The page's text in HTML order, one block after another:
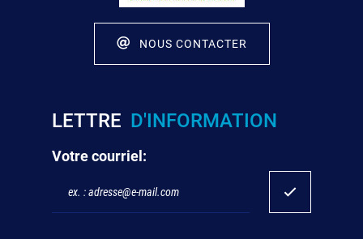
NOUS CONTACTER
LETTRE D'INFORMATION
Votre courriel: